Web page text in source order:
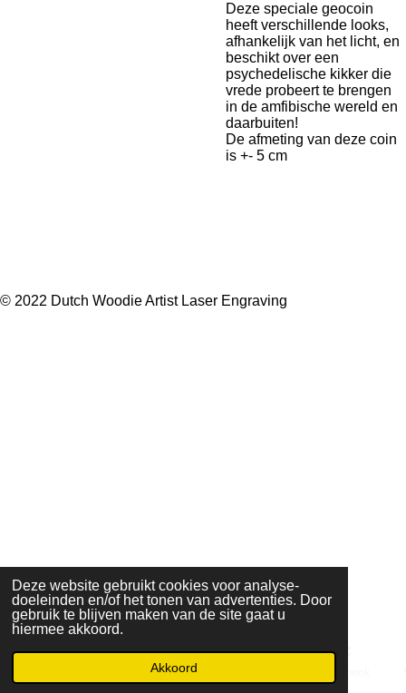
Deze website gebruikt cookies voor analyse-
doeleinden en/of het tonen van advertenties. Door
gebruik te blijven maken van de site gaat u
hiermee akkoord.
Akkoord
Deze speciale geocoin
heeft verschillende looks,
afhankelijk van het licht, en
beschikt over een
psychedelische kikker die
vrede probeert te brengen
in de amfibische wereld en
daarbuiten!
De afmeting van deze coin
is +- 5 cm
a
n
h
© 2022 Dutch Woodie Artist Laser Engraving
Telefoonnummer